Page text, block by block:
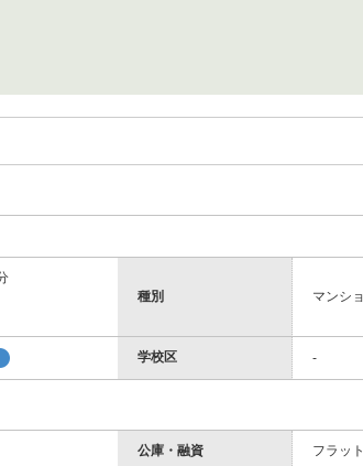
種別 マンシ
学校区 -
公庫・融資 フラッ